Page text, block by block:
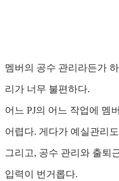
멤버의 공수 관리라든가
리가 너무 불편하다.
어느 PJ의 어느 작업에 멤
어렵다. 게다가 예실관리
그리고, 공수 관리와 출퇴
입력이 번거롭다.